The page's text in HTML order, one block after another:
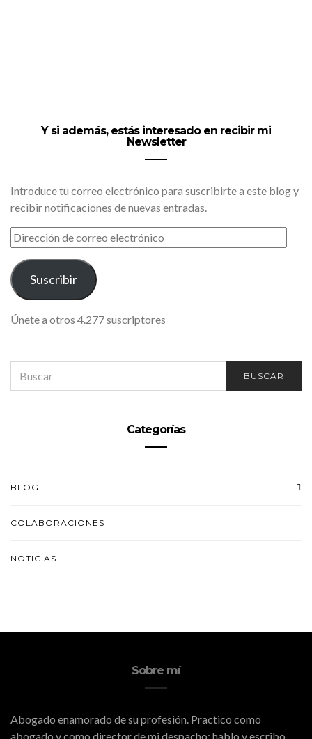
Y si además, estás interesado en recibir mi
Newsletter
Introduce tu correo electrónico para suscribirte a este blog y
recibir notificaciones de nuevas entradas.
DIRECCIÓN
DE
CORREO
ELECTRÓNICO
Suscribir
Únete a otros 4.277 suscriptores
FOR:
BUSCAR
Categorías
BLOG
COLABORACIONES
NOTICIAS
Sobre mí
Abogado enamorado de su profesión. Practico como
abogado y como director de mi despacho; hablo y escribo